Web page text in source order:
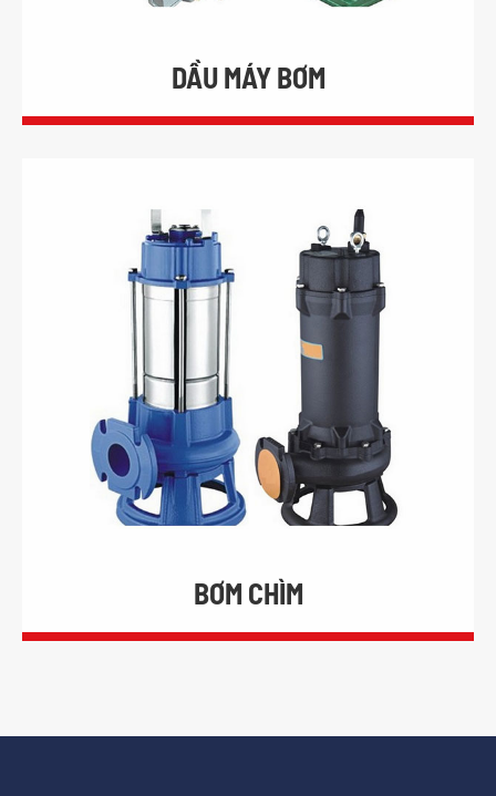
DẦU MÁY BƠM
BƠM CHÌM